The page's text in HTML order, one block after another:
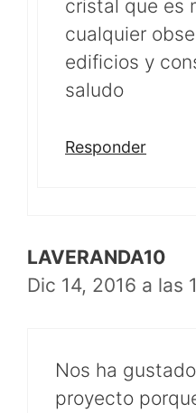
cristal que es
cualquier
edificios y
saludo
Responder
LAVERANDA10
Dic 14, 2016 a las
Nos ha
proyecto